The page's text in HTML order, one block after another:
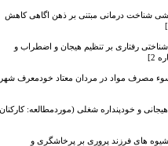
شناخت درمانی مبتنی بر ذهن اگاهی کاهش
رفتاری بر تنظیم هیجان و اضطراب و
مصرف مواد در مردان معتاد خودمعرف شهر
و خودپنداره شغلی (موردمطالعه: کارکنان
های فرزند پروری بر پرخاشگری و